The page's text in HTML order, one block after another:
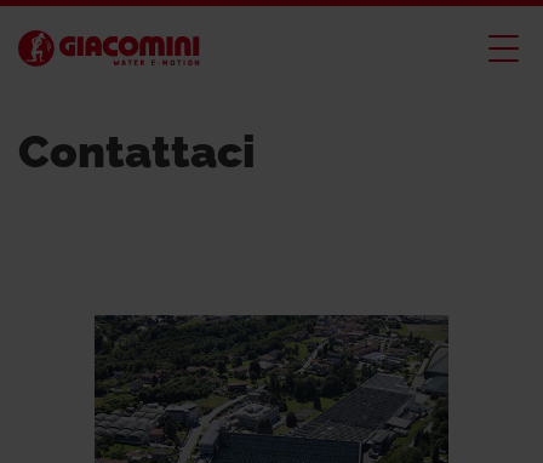
Contattaci